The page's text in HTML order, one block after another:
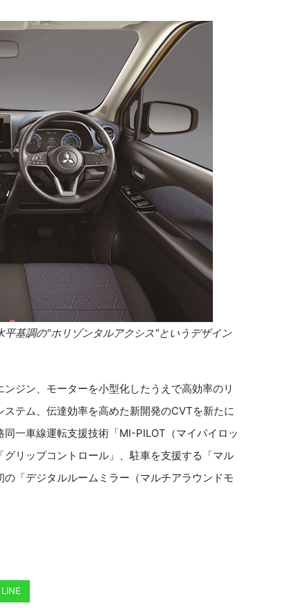
基調の"ホリゾンタルアクシス"というデザイン
ンジン、モーターを小型化したうえで高効率のリ
テム、伝達効率を高めた新開発のCVTを新たに
一車線運転支援技術「MI-PILOT （マイパイロッ
リップコントロール」、駐車を支援する「マル
「デジタルルームミラー（マルチアラウンドモ
LINE